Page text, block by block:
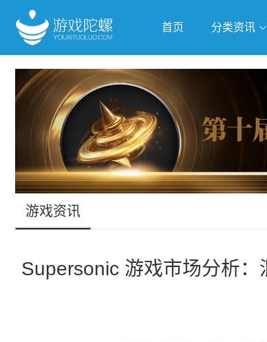
首页 分类资讯
抢滩全球 人工智能
跨界Talk
游戏资讯
Supersonic 游戏市场分析